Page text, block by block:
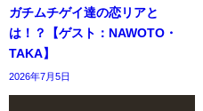
ガチムチゲイ達の恋リアと
は！？【ゲスト：NAWOTO・
TAKA】
2026年7月5日